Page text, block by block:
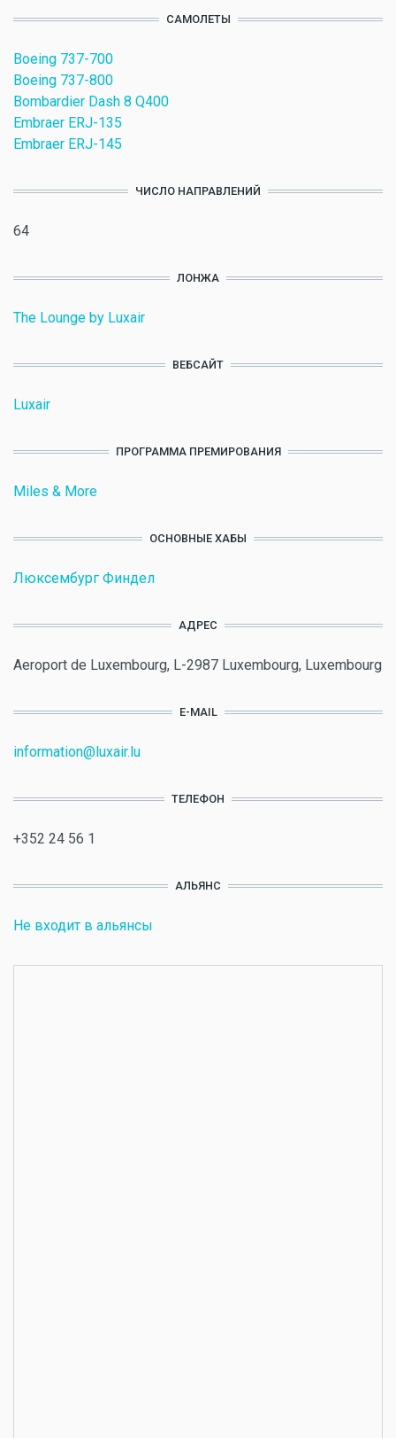
САМОЛЕТЫ
Boeing 737-700
Boeing 737-800
Bombardier Dash 8 Q400
Embraer ERJ-135
Embraer ERJ-145
ЧИСЛО НАПРАВЛЕНИЙ
64
ЛОНЖА
The Lounge by Luxair
ВЕБСАЙТ
Luxair
ПРОГРАММА ПРЕМИРОВАНИЯ
Miles & More
ОСНОВНЫЕ ХАБЫ
Люксембург Финдел
АДРЕС
Aeroport de Luxembourg, L-2987 Luxembourg, Luxembourg
E-MAIL
information@luxair.lu
ТЕЛЕФОН
+352 24 56 1
АЛЬЯНС
Не входит в альянсы